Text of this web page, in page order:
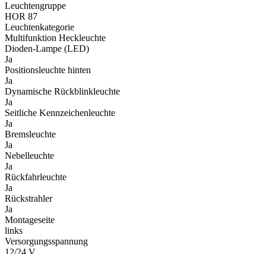
Leuchtengruppe
HOR 87
Leuchtenkategorie
Multifunktion Heckleuchte
Dioden-Lampe (LED)
Ja
Positionsleuchte hinten
Ja
Dynamische Rückblinkleuchte
Ja
Seitliche Kennzeichenleuchte
Ja
Bremsleuchte
Ja
Nebelleuchte
Ja
Rückfahrleuchte
Ja
Rückstrahler
Ja
Montageseite
links
Versorgungsspannung